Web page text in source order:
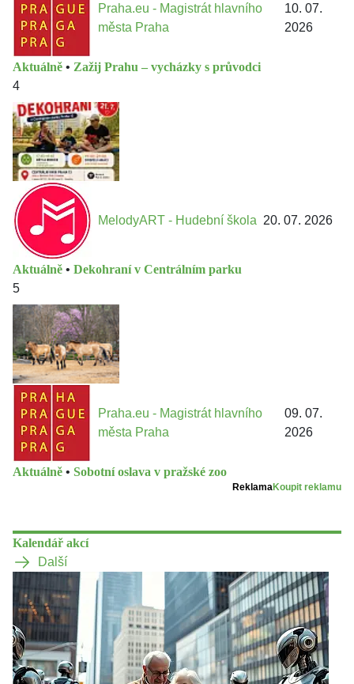
Praha.eu - Magistrát hlavního
města Praha
10. 07.
2026
Aktuálně • Zažij Prahu – vycházky s průvodci
4
MelodyART - Hudební škola 20. 07. 2026
Aktuálně • Dekohraní v Centrálním parku
5
Praha.eu - Magistrát hlavního
města Praha
09. 07.
2026
Aktuálně • Sobotní oslava v pražské zoo
ReklamaKoupit reklamu
Kalendář akcí
Další